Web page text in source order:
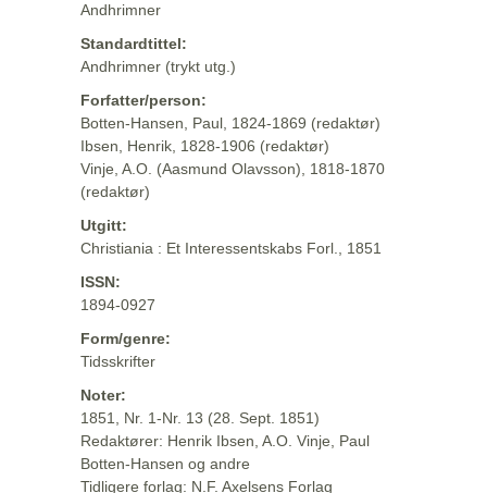
Andhrimner
Standardtittel:
Andhrimner (trykt utg.)
Forfatter/person:
Botten-Hansen, Paul, 1824-1869 (redaktør)
Ibsen, Henrik, 1828-1906 (redaktør)
Vinje, A.O. (Aasmund Olavsson), 1818-1870
(redaktør)
Utgitt:
Christiania : Et Interessentskabs Forl., 1851
ISSN:
1894-0927
Form/genre:
Tidsskrifter
Noter:
1851, Nr. 1-Nr. 13 (28. Sept. 1851)
Redaktører: Henrik Ibsen, A.O. Vinje, Paul
Botten-Hansen og andre
Tidligere forlag: N.F. Axelsens Forlag